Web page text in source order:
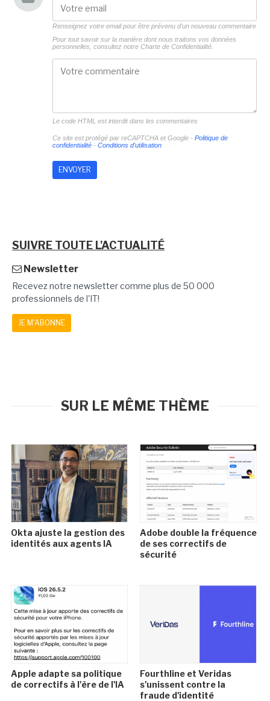
Renseignez votre email pour être prévenu d'un nouveau commentaire
Pour tout savoir sur la manière dont nous traitons vos données
personnelles, consultez notre Charte de Confidentialité.
Le code HTML est interdit dans les commentaires
Ce site est protégé par reCAPTCHA et Google - Politique de
confidentialité- Conditions d'utilisation
SUIVRE TOUTE L'ACTUALITÉ
Newsletter
Recevez notre newsletter comme plus de 50 000
professionnels de l'IT!
JE M'ABONNE
SUR LE MÊME THÈME
Okta ajuste la gestion des
identités aux agents IA
Adobe double la fréquence
de ses correctifs de
sécurité
Apple adapte sa politique
de correctifs à l'ère de l'IA
Fourthline et Veridas
s'unissent contre la
fraude d'identité